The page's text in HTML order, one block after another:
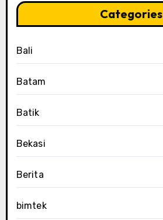
Categories
Bali
Batam
Batik
Bekasi
Berita
bimtek